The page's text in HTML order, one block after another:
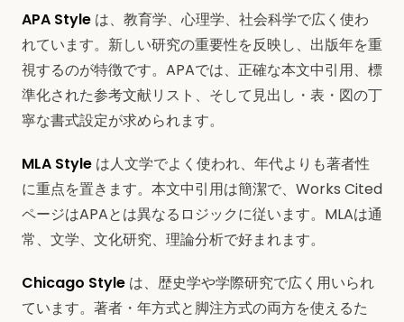
APA Style は、教育学、心理学、社会科学で広く使わ
れています。新しい研究の重要性を反映し、出版年を重
視するのが特徴です。APAでは、正確な本文中引用、標
準化された参考文献リスト、そして見出し・表・図の丁
寧な書式設定が求められます。
MLA Style は人文学でよく使われ、年代よりも著者性
に重点を置きます。本文中引用は簡潔で、Works Cited
ページはAPAとは異なるロジックに従います。MLAは通
常、文学、文化研究、理論分析で好まれます。
Chicago Style は、歴史学や学際研究で広く用いられ
ています。著者・年方式と脚注方式の両方を使えるた